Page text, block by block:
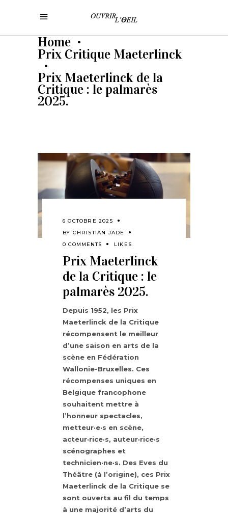
Home •
Prix Critique Maeterlinck
•
Prix Maeterlinck de la
Critique : le palmarès
2025.
6 OCTOBRE 2025
BY CHRISTIAN JADE
0 COMMENTS
LIKES
Prix Maeterlinck
de la Critique : le
palmarès 2025.
Depuis 1952, les Prix
Maeterlinck de la Critique
récompensent le meilleur
d’une saison en arts de la
scène en Fédération
Wallonie-Bruxelles. Ces
récompenses uniques en
Belgique francophone
souhaitent mettre à
l’honneur spectacles,
metteur·e·s en scène,
acteur·rice·s, auteur·rice·s
scénographes et
technicien·ne·s. Des Eves du
Théâtre (à l’origine), ces Prix
Maeterlinck de la Critique se
sont ouverts au fil du temps
à une majorité d’arts du